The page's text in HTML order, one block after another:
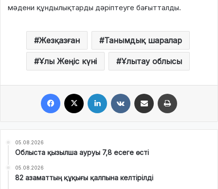
мәдени құндылықтарды дәріптеуге бағытталды.
Жезқазған Танымдық шаралар
Ұлы Жеңіс күні Ұлытау облысы
05.08.2026
Облыста қызылша ауруы 7,8 есеге өсті
05.08.2026
82 азаматтың құқығы қалпына келтірілді